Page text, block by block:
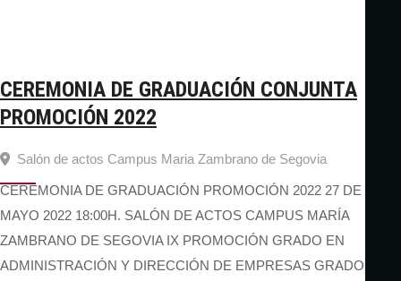
CEREMONIA DE GRADUACIÓN CONJUNTA
PROMOCIÓN 2022
Salón de actos Campus Maria Zambrano de Segovia
CEREMONIA DE GRADUACIÓN PROMOCIÓN 2022 27 DE
MAYO 2022 18:00H. SALÓN DE ACTOS CAMPUS MARÍA
ZAMBRANO DE SEGOVIA IX PROMOCIÓN GRADO EN
ADMINISTRACIÓN Y DIRECCIÓN DE EMPRESAS GRADO EN